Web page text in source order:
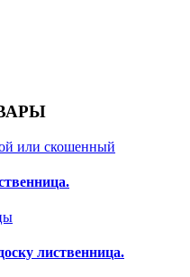
лиственница.